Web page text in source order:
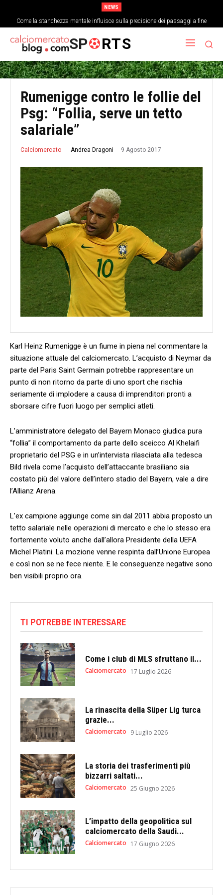
NEWS
Come la stanchezza mentale influisce sulla precisione dei passaggi a fine
partita
SP RTS
Rumenigge contro le follie del
Psg: “Follia, serve un tetto
salariale”
Calciomercato Andrea Dragoni 9 Agosto 2017
Karl Heinz Rumenigge è un fiume in piena nel commentare la
situazione attuale del calciomercato. L’acquisto di Neymar da
parte del Paris Saint Germain potrebbe rappresentare un
punto di non ritorno da parte di uno sport che rischia
seriamente di implodere a causa di imprenditori pronti a
sborsare cifre fuori luogo per semplici atleti.
L’amministratore delegato del Bayern Monaco giudica pura
“follia” il comportamento da parte dello sceicco Al Khelaifi
proprietario del PSG e in un’intervista rilasciata alla tedesca
Bild rivela come l’acquisto dell’attaccante brasiliano sia
costato più del valore dell’intero stadio del Bayern, vale a dire
l’Allianz Arena.
L’ex campione aggiunge come sin dal 2011 abbia proposto un
tetto salariale nelle operazioni di mercato e che lo stesso era
fortemente voluto anche dall’allora Presidente della UEFA
Michel Platini. La mozione venne respinta dall’Unione Europea
e così non se ne fece niente. E le conseguenze negative sono
ben visibili proprio ora.
TI POTREBBE INTERESSARE
Come i club di MLS sfruttano il...
Calciomercato 17 Luglio 2026
La rinascita della Süper Lig turca
grazie...
Calciomercato 9 Luglio 2026
La storia dei trasferimenti più
bizzarri saltati...
Calciomercato 25 Giugno 2026
L’impatto della geopolitica sul
calciomercato della Saudi...
Calciomercato 17 Giugno 2026